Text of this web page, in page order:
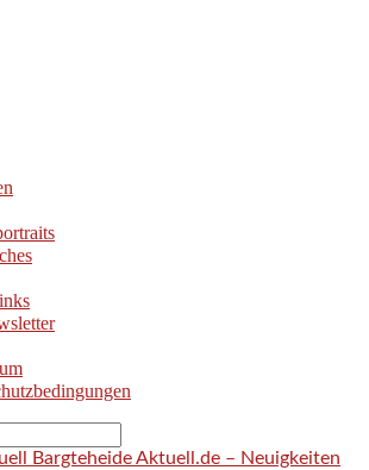
Bargteheide Aktuell.de – Neuigkeiten